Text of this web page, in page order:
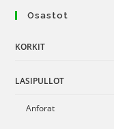
Osastot
KORKIT
LASIPULLOT
Anforat